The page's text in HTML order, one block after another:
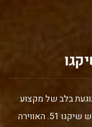
בלב של מקצוע
מסוכן במיוחד: יחידת כיבוי האש שיקגו 51. האווירה